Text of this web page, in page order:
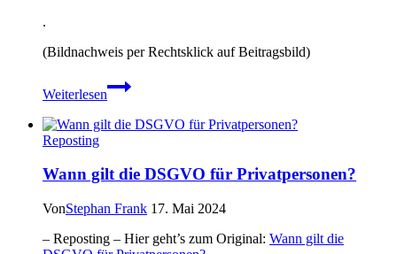
.
(Bildnachweis per Rechtsklick auf Beitragsbild)
Weiterlesen
Datenminimierung
und
in
BDSG
Reposting
Wann gilt die DSGVO für Privatpersonen?
VonStephan Frank 17. Mai 2024
– Reposting – Hier geht’s zum Original: Wann gilt die